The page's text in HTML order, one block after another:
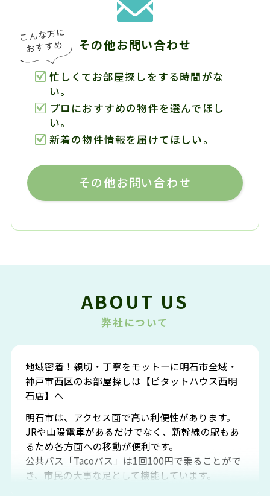
その他お問い合わせ
忙しくてお部屋探しをする時間がな
い。
プロにおすすめの物件を選んでほし
い。
新着の物件情報を届けてほしい。
その他お問い合わせ
ABOUT US
弊社について
地域密着！親切・丁寧をモットーに明石市全域・
神戸市西区のお部屋探しは【ピタットハウス西明
石店】へ
明石市は、アクセス面で高い利便性があります。
JRや山陽電車があるだけでなく、新幹線の駅もあ
るため各方面への移動が便利です。
公共バス「Tacoバス」は1回100円で乗ることがで
き、市民の大事な足として機能しています。